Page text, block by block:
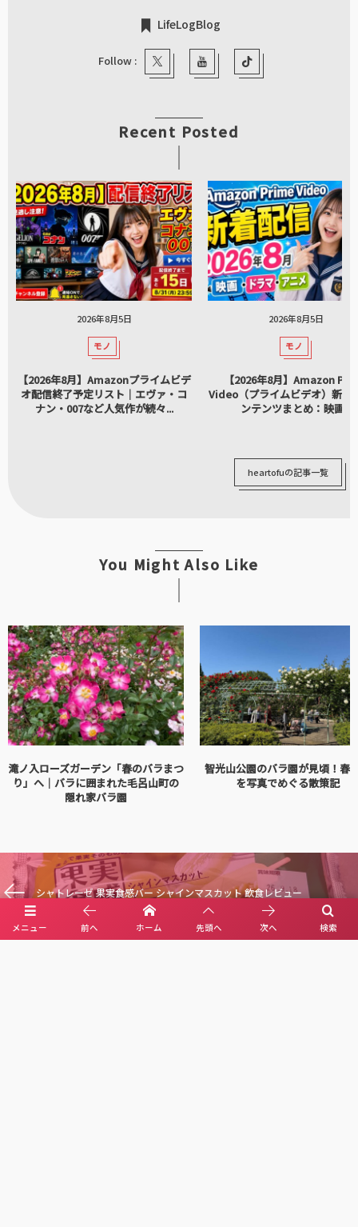
LifeLogBlog
Follow :
Recent Posted
2026年8月5日
モノ
【2026年8月】Amazonプライムビデ
オ配信終了予定リスト｜エヴァ・コ
ナン・007など人気作が続々...
2026年8月5日
モノ
【2026年8月】Amazon
Video（プライムビデオ）新着
ンテンツまとめ：映画...
heartofuの記事一覧
You Might Also Like
滝ノ入ローズガーデン「春のバラまつ
り」へ｜バラに囲まれた毛呂山町の
隠れ家バラ園
智光山公園のバラ園が見頃！春
を写真でめぐる散策記
シャトレーゼ 果実食感バー シャインマスカット 飲食レビュー
メニュー 検索
前へ ホーム 先頭へ 次へ